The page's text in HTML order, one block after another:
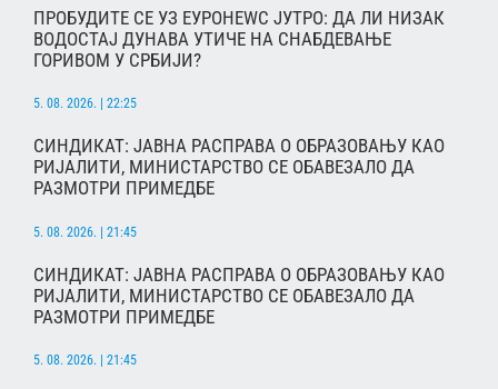
ПРОБУДИТЕ СЕ УЗ ЕУРОНЕWС ЈУТРО: ДА ЛИ НИЗАК
ВОДОСТАЈ ДУНАВА УТИЧЕ НА СНАБДЕВАЊЕ
ГОРИВОМ У СРБИЈИ?
5. 08. 2026. | 22:25
СИНДИКАТ: ЈАВНА РАСПРАВА О ОБРАЗОВАЊУ КАО
РИЈАЛИТИ, МИНИСТАРСТВО СЕ ОБАВЕЗАЛО ДА
РАЗМОТРИ ПРИМЕДБЕ
5. 08. 2026. | 21:45
СИНДИКАТ: ЈАВНА РАСПРАВА О ОБРАЗОВАЊУ КАО
РИЈАЛИТИ, МИНИСТАРСТВО СЕ ОБАВЕЗАЛО ДА
РАЗМОТРИ ПРИМЕДБЕ
5. 08. 2026. | 21:45